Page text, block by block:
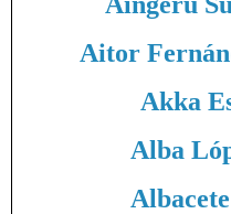
Aitor
Akka
Alba